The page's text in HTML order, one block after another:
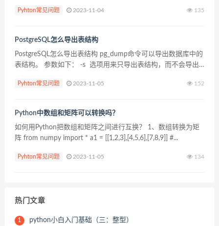
Pyhton常见问题 2023-11-04 135
PostgreSQL怎么导出表结构
PostgreSQL怎么导出表结构 pg_dump命令可以导出数据库中的
表结构。 参数如下： -s 选项用来只导出表结构，而不会导出
Pyhton常见问题 2023-11-05 152
Python中数组和矩阵可以转换吗？
如何用Python把数组和矩阵之间进行互换？ 1、数组转换为矩
阵 from numpy import * a1 = [[1,2,3],[4,5,6],[7,8,9]] #...
Pyhton常见问题 2023-11-05 134
热门文章
1 python小白入门基础（三：整型）